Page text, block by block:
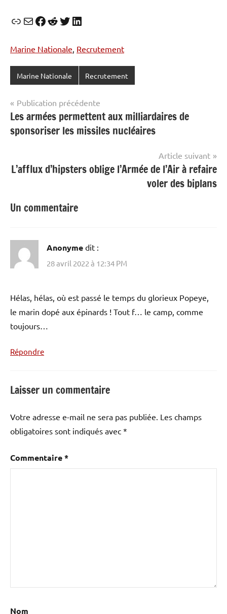
LienE-mailFacebook
Reddit
Twitter
LinkedIn
Marine Nationale, Recrutement
Marine Nationale Recrutement
Navigation
de
l’article
Publication précédente
Les armées permettent aux milliardaires de
sponsoriser les missiles nucléaires
Article suivant
L’afflux d’hipsters oblige l’Armée de l’Air à refaire
voler des biplans
Un commentaire
Anonyme dit :
28 avril 2022 à 12:34 PM
Hélas, hélas, où est passé le temps du glorieux Popeye,
le marin dopé aux épinards ! Tout f… le camp, comme
toujours…
Répondre
Laisser un commentaire
Votre adresse e-mail ne sera pas publiée. Les champs
obligatoires sont indiqués avec *
Commentaire*
Nom